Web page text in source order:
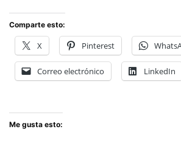
Comparte esto:
X Pinterest
Correo electrónico LinkedIn
Me gusta esto: